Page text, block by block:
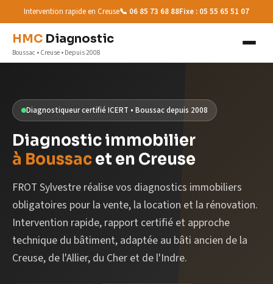
Intervention rapide en Creuse📞 06 85 73 68 88Fixe : 05 55 65 51 07
HMC Diagnostic
Boussac • Creuse • Depuis 2008
Diagnostiqueur certifié ICERT • Boussac depuis 2008
Diagnostic immobilier
à Boussacet en Creuse
FROT Sylvestre réalise vos diagnostics immobiliers
obligatoires pour la vente, la location et la rénovation.
Intervention rapide, rapport certifié et approche
technique du bâtiment, adaptée au bâti ancien de la
Creuse, de l'Allier, du Cher et de l'Indre.